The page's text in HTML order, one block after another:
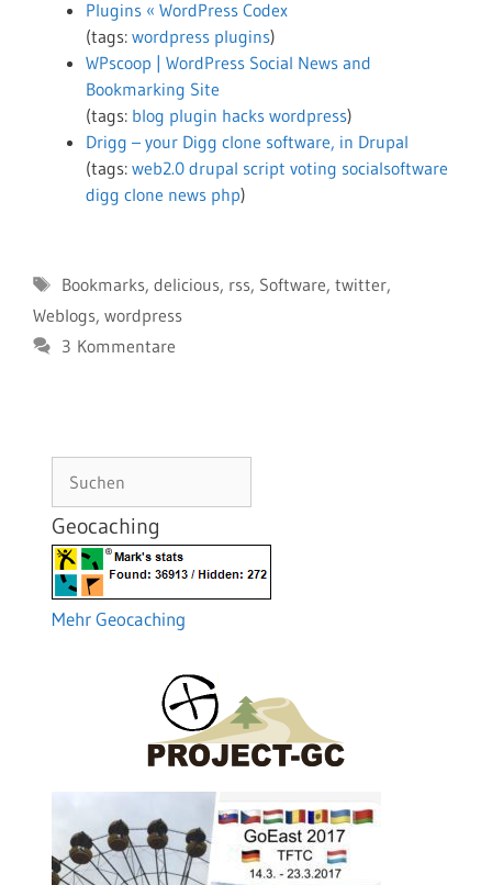
Plugins « WordPress Codex
(tags: wordpress plugins)
WPscoop | WordPress Social News and
Bookmarking Site
(tags: blog plugin hacks wordpress)
Drigg – your Digg clone software, in Drupal
(tags: web2.0 drupal script voting socialsoftware
digg clone news php)
Schlagwörter
Bookmarks, delicious, rss, Software, twitter,
Weblogs, wordpress
3 Kommentare
Geocaching
Mehr Geocaching